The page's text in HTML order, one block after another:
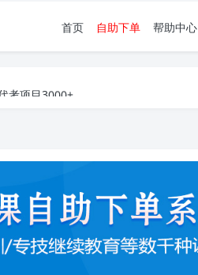
首页 自助下单 帮助中心
考项目3000+
项目3000+